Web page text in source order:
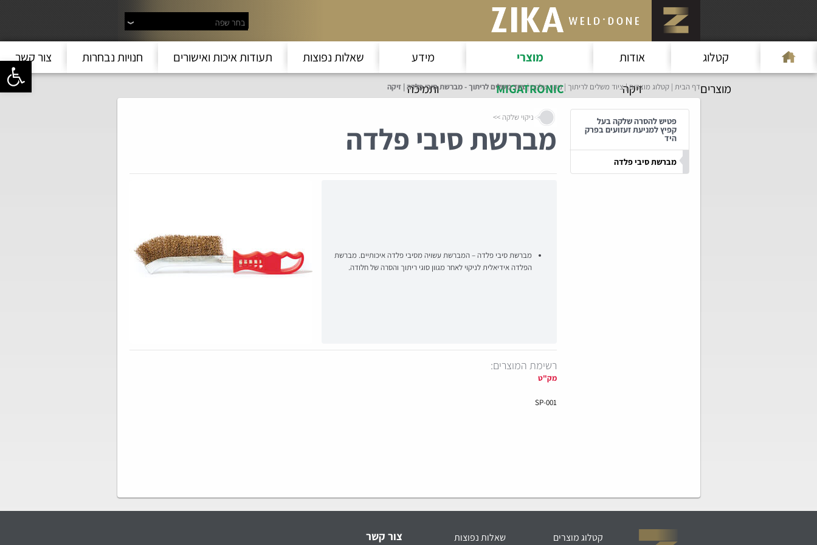
פתח
בחר שפה
קטלוג
מוצרים
אודות
זיקה
מוצרי
MIGATRONIC
מידע
ותמיכה
שאלות נפוצות תעודות איכות ואישורים חנויות נבחרות צור קשר
דף הבית קטלוג מוצרים ציוד משלים לריתוך ניקוי שלקה ציוד משלים לריתוך - מברשת סיבי פלדה | זיקה
פטיש להסרה שלקה בעל
קפיץ למניעת זעזועים בפרק
היד
מברשת סיבי פלדה
ניקוי שלקה
מברשת סיבי פלדה
מברשת סיבי פלדה – המברשת עשויה מסיבי פלדה איכותיים. מברשת
הפלדה אידיאלית לניקוי לאחר מגוון סוגי ריתוך והסרה של חלודה.
רשימת המוצרים:
מק"ט
SP-001
קטלוג מוצרים שאלות נפוצות צור קשר